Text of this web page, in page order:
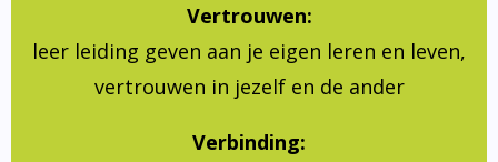
Vertrouwen:
leer leiding geven aan je eigen leren en leven,
vertrouwen in jezelf en de ander
Verbinding: